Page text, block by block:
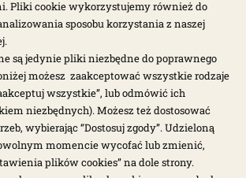
wiadomości i oferty bezpośrednio na swoją
ZAPISZ SIĘ >
Pliki cookie wykorzystujemy również do
sposobu korzystania z naszej
są jedynie pliki niezbędne do poprawnego
możesz zaakceptować wszystkie rodzaje
wszystkie”, lub odmówić ich
niezbędnych). Możesz też dostosować
wybierając “Dostosuj zgody”. Udzieloną
momencie wycofać lub zmienić,
plików cookies” na dole strony.